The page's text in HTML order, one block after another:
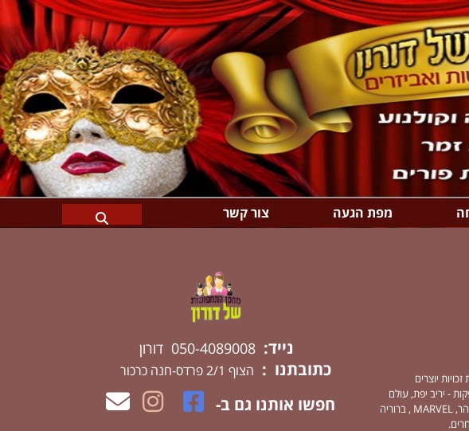
מפת הגעה צור קשר
יוצרים
- יריב יפת, עולם
הצעצוע בע"מ -ענת עיצובים - תחפושות וחיוכים , שושי זוהר, MARVEL , ברוריה
נייד: 050-4089008 דורון
כתובתנו : הצוף 2/1 פרדס-חנה כרכור
חפשו אותנו גם ב-